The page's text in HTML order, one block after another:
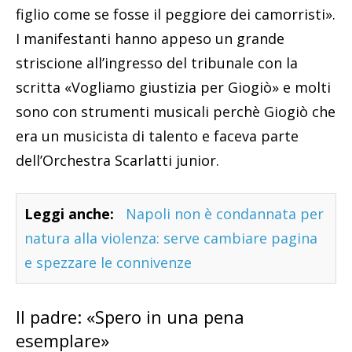
figlio come se fosse il peggiore dei camorristi».
I manifestanti hanno appeso un grande
striscione all’ingresso del tribunale con la
scritta «Vogliamo giustizia per Giogiò» e molti
sono con strumenti musicali perchè Giogiò che
era un musicista di talento e faceva parte
dell’Orchestra Scarlatti junior.
Leggi anche:
Napoli non è condannata per
natura alla violenza: serve cambiare pagina
e spezzare le connivenze
Il padre: «Spero in una pena
esemplare»